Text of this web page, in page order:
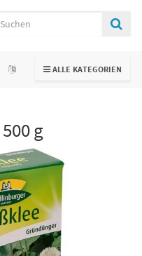
TOGGLE NAVIGATION
ALLE KATEGORIEN
g